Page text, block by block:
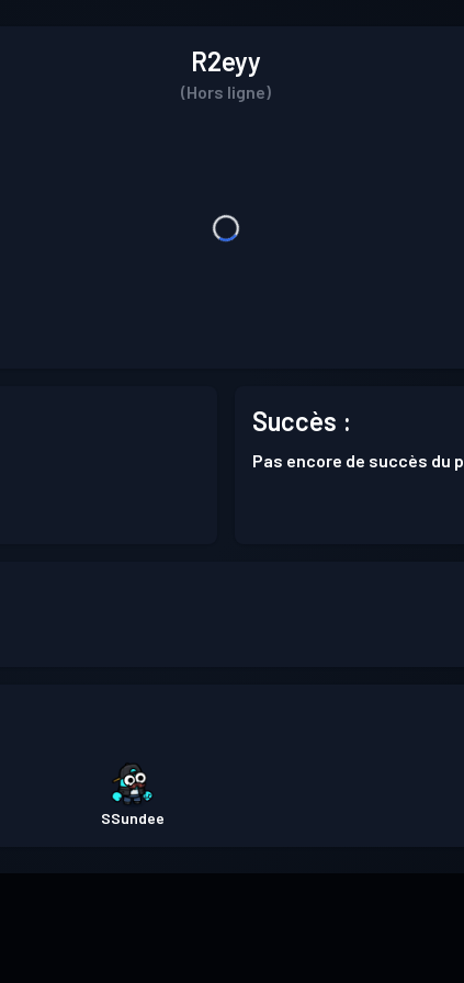
R2eyy
(Hors ligne)
Succès :
Pas encore de succès du
SSundee